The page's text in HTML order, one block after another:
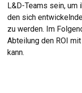
L&D-Teams sein, um
den sich
zu werden. Im
Abteilung den ROI
kann.